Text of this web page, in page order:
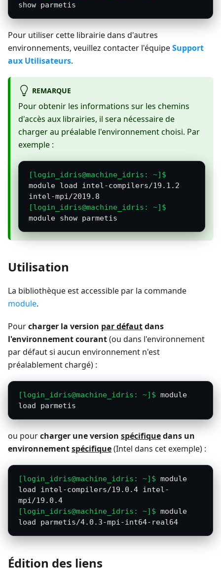
show parmetis
Pour utiliser cette librairie dans d'autres
environnements, veuillez contacter l'équipeSupport
aux Utilisateurs.
REMARQUE
Pour obtenir les informations sur les chemins
d'accès aux librairies, il sera nécessaire de
charger au préalable l'environnement choisi. Par
exemple :
module load intel-compilers/19.1.2
intel-mpi/2019.8
module show parmetis
Utilisation
La bibliothèque est accessible par la commande
module.
Pourcharger la version par défautdans
l'environnement courant(ou dans l'environnement
par défaut si aucun environnement n'est
préalablement chargé) :
module
load parmetis
ou pourcharger une version spécifiquedans un
environnementspécifique(Intel dans cet exemple) :
module
load intel-compilers/19.0.4 intel-
mpi/19.0.4
module
load parmetis/4.0.3-mpi-int64-real64
Édition des liens